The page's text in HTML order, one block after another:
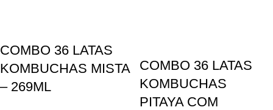
COMBO 36 LATAS
KOMBUCHAS MISTA
– 269ML
COMBO 36 LATAS
KOMBUCHAS
PITAYA COM